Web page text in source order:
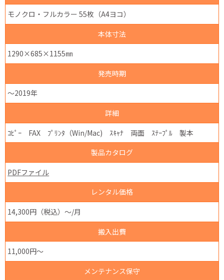
モノクロ・フルカラー 55枚（A4ヨコ）
本体寸法
1290×685×1155㎜
発売時期
～2019年
詳細
ｺﾋﾟｰ FAX ﾌﾟﾘﾝﾀ（Win/Mac) ｽｷｬﾅ 両面 ｽﾃｰﾌﾟﾙ 製本
製品カタログ
PDFファイル
レンタル価格
14,300円（税込）～/月
搬入出費
11,000円～
メンテナンス保守